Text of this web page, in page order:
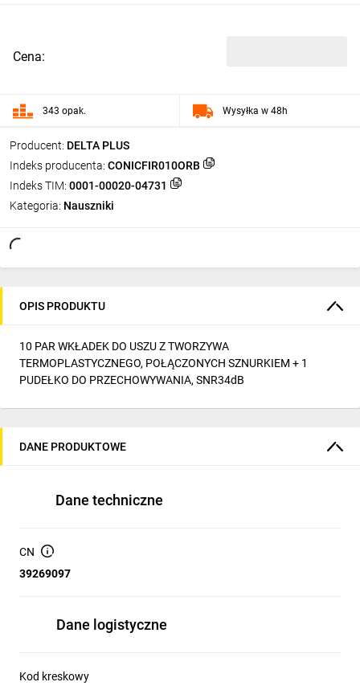
Producent: DELTA PLUS
Indeks producenta: CONICFIR010ORB
Indeks TIM: 0001-00020-04731
Kategoria: Nauszniki
Cena:
343 opak. Wysyłka w 48h
OPIS PRODUKTU
10 PAR WKŁADEK DO USZU Z TWORZYWA
TERMOPLASTYCZNEGO, POŁĄCZONYCH SZNURKIEM + 1
PUDEŁKO DO PRZECHOWYWANIA, SNR34dB
DANE PRODUKTOWE
Dane techniczne
CN
39269097
Dane logistyczne
Kod kreskowy